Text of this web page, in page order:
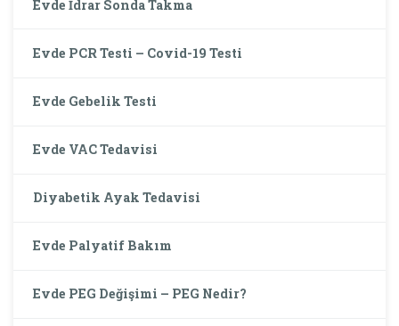
Evde İdrar Sonda Takma
Evde PCR Testi – Covid-19 Testi
Evde Gebelik Testi
Evde VAC Tedavisi
Diyabetik Ayak Tedavisi
Evde Palyatif Bakım
Evde PEG Değişimi – PEG Nedir?